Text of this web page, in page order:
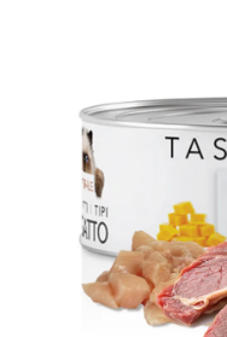
hvězdiček.